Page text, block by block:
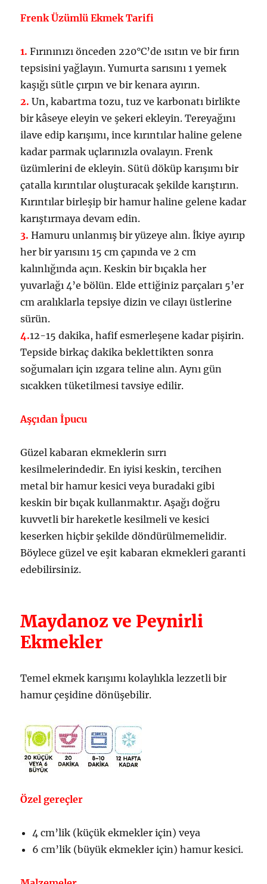
Frenk Üzümlü Ekmek Tarifi
1. Fırınınızı önceden 220°C’de ısıtın ve bir fırın
tepsisini yağlayın. Yumurta sarısını 1 yemek
kaşığı sütle çırpın ve bir kenara ayırın.
2. Un, kabartma tozu, tuz ve karbonatı birlikte
bir kâseye eleyin ve şekeri ekleyin. Tereyağını
ilave edip karışımı, ince kırıntılar haline gelene
kadar parmak uçlarınızla ovalayın. Frenk
üzümlerini de ekleyin. Sütü döküp karışımı bir
çatalla kırıntılar oluşturacak şekilde karıştırın.
Kırıntılar birleşip bir hamur haline gelene kadar
karıştırmaya devam edin.
3. Hamuru unlanmış bir yüzeye alın. İkiye ayırıp
her bir yarısını 15 cm çapında ve 2 cm
kalınlığında açın. Keskin bir bıçakla her
yuvarlağı 4’e bölün. Elde ettiğiniz parçaları 5’er
cm aralıklarla tepsiye dizin ve cilayı üstlerine
sürün.
4.12-15 dakika, hafif esmerleşene kadar pişirin.
Tepside birkaç dakika beklettikten sonra
soğumaları için ızgara teline alın. Aynı gün
sıcakken tüketilmesi tavsiye edilir.
Aşçıdan İpucu
Güzel kabaran ekmeklerin sırrı
kesilmelerindedir. En iyisi keskin, tercihen
metal bir hamur kesici veya buradaki gibi
keskin bir bıçak kullanmaktır. Aşağı doğru
kuvvetli bir hareketle kesilmeli ve kesici
keserken hiçbir şekilde döndürülmemelidir.
Böylece güzel ve eşit kabaran ekmekleri garanti
edebilirsiniz.
Maydanoz ve Peynirli
Ekmekler
Temel ekmek karışımı kolaylıkla lezzetli bir
hamur çeşidine dönüşebilir.
Özel gereçler
4 cm’lik (küçük ekmekler için) veya
6 cm’lik (büyük ekmekler için) hamur kesici.